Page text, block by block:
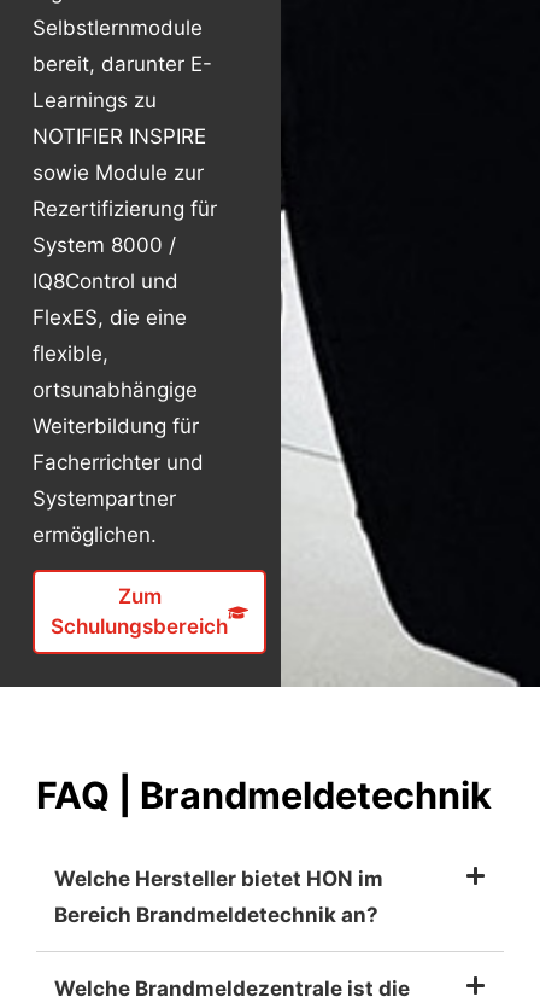
Selbstlernmodule
bereit, darunter E-
Learnings zu
NOTIFIER INSPIRE
sowie Module zur
Rezertifizierung für
System 8000 /
IQ8Control und
FlexES, die eine
flexible,
ortsunabhängige
Weiterbildung für
Facherrichter und
Systempartner
ermöglichen.
Zum
Schulungsbereich
FAQ | Brand­melde­technik
Welche Hersteller bietet HON im
Bereich Brandmeldetechnik an?
Welche Brandmeldezentrale ist die